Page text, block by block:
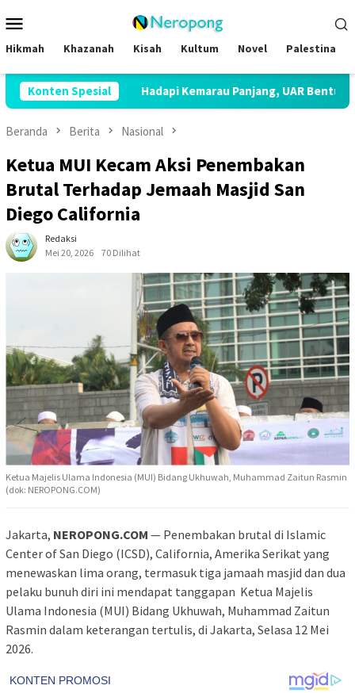
ke
kontenMobile
Hikmah Khazanah Kisah Kultum Novel Palestina
Konten Spesial
Hadapi Kemarau Panjang, UAR Bentuk Satgas
Beranda Berita Nasional
Ketua MUI Kecam Aksi Penembakan
Brutal Terhadap Jemaah Masjid San
Diego California
Redaksi
Mei 20, 2026
70 Dilihat
Ketua Majelis Ulama Indonesia (MUI) Bidang Ukhuwah, Muhammad Zaitun Rasmin
(dok: NEROPONG.COM)
Jakarta, NEROPONG.COM — Penembakan brutal di Islamic
Center of San Diego (ICSD), California, Amerika Serikat yang
menewaskan lima orang, termasuk tiga jamaah masjid dan dua
pelaku bunuh diri ini mendapat tanggapan Ketua Majelis
Ulama Indonesia (MUI) Bidang Ukhuwah, Muhammad Zaitun
Rasmin dalam keterangan tertulis, di Jakarta, Selasa 12 Mei
2026.